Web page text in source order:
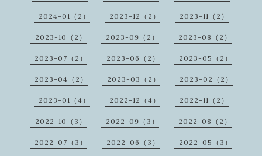
2024-01（2） 2023-12（2） 2023-11（2）
2023-10（2） 2023-09（2） 2023-08（2）
2023-07（2） 2023-06（2） 2023-05（2）
2023-04（2） 2023-03（2） 2023-02（2）
2023-01（4） 2022-12（4） 2022-11（2）
2022-10（3） 2022-09（3） 2022-08（2）
2022-07（3） 2022-06（3） 2022-05（3）